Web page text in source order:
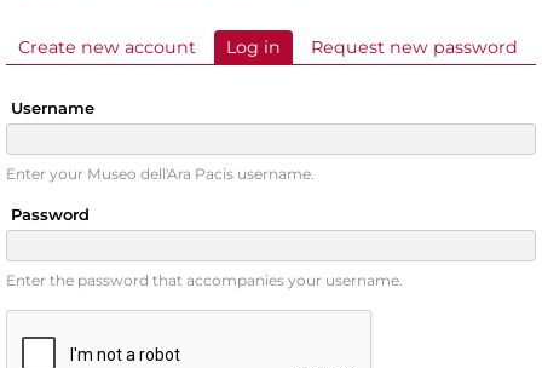
Primary tabs
Create new account Log in (active tab)
Request new password
Username
Enter your Museo dell'Ara Pacis username.
Password
Enter the password that accompanies your username.